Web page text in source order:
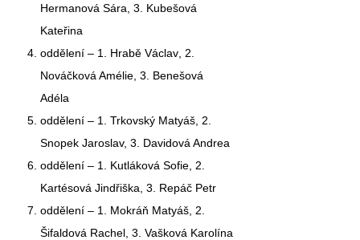
Hermanová Sára, 3. Kubešová
Kateřina
oddělení – 1. Hrabě Václav , 2.
Nováčková Amélie, 3. Benešová
Adéla
oddělení – 1. Trkovský Matyáš , 2.
Snopek Jaroslav, 3. Davidová Andrea
oddělení – 1. Kutláková Sofie , 2.
Kartésová Jindřiška, 3. Repáč Petr
oddělení – 1. Mokráň Matyáš , 2.
Šifaldová Rachel, 3. Vašková Karolína